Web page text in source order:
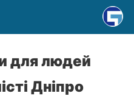
для людей
Дніпро